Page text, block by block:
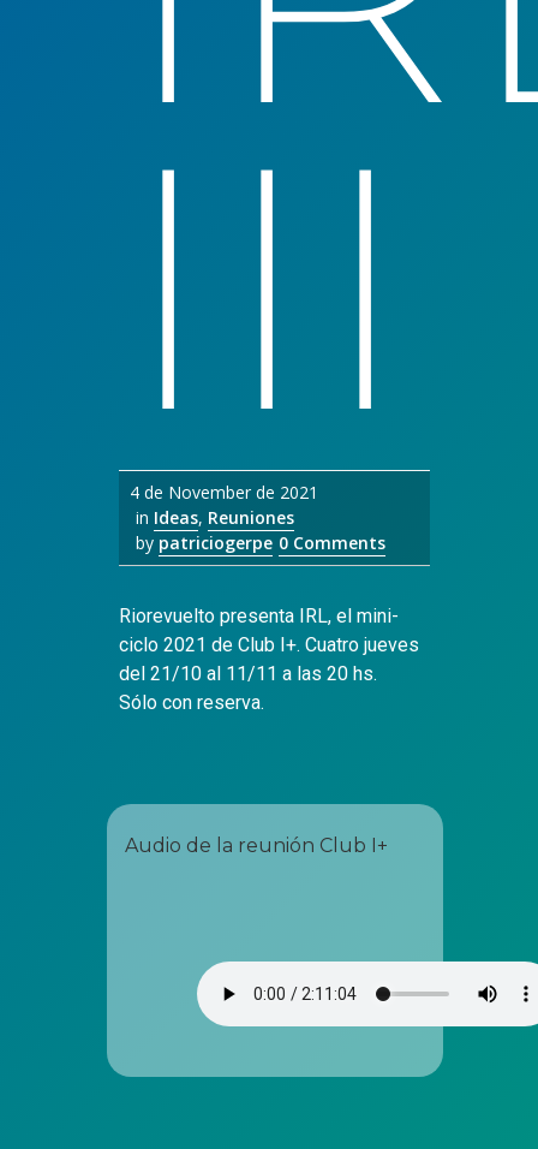
III
4 de November de 2021
in Ideas, Reuniones
by patriciogerpe 0 Comments
Riorevuelto presenta IRL, el mini-
ciclo 2021 de Club I+. Cuatro jueves
del 21/10 al 11/11 a las 20 hs.
Sólo con reserva.
Audio de la reunión Club I+